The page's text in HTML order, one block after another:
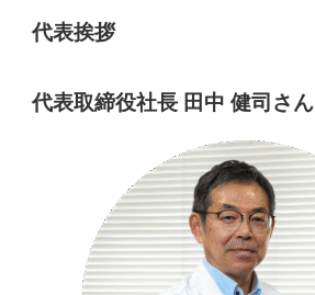
代表挨拶
代表取締役社長 田中 健司さん